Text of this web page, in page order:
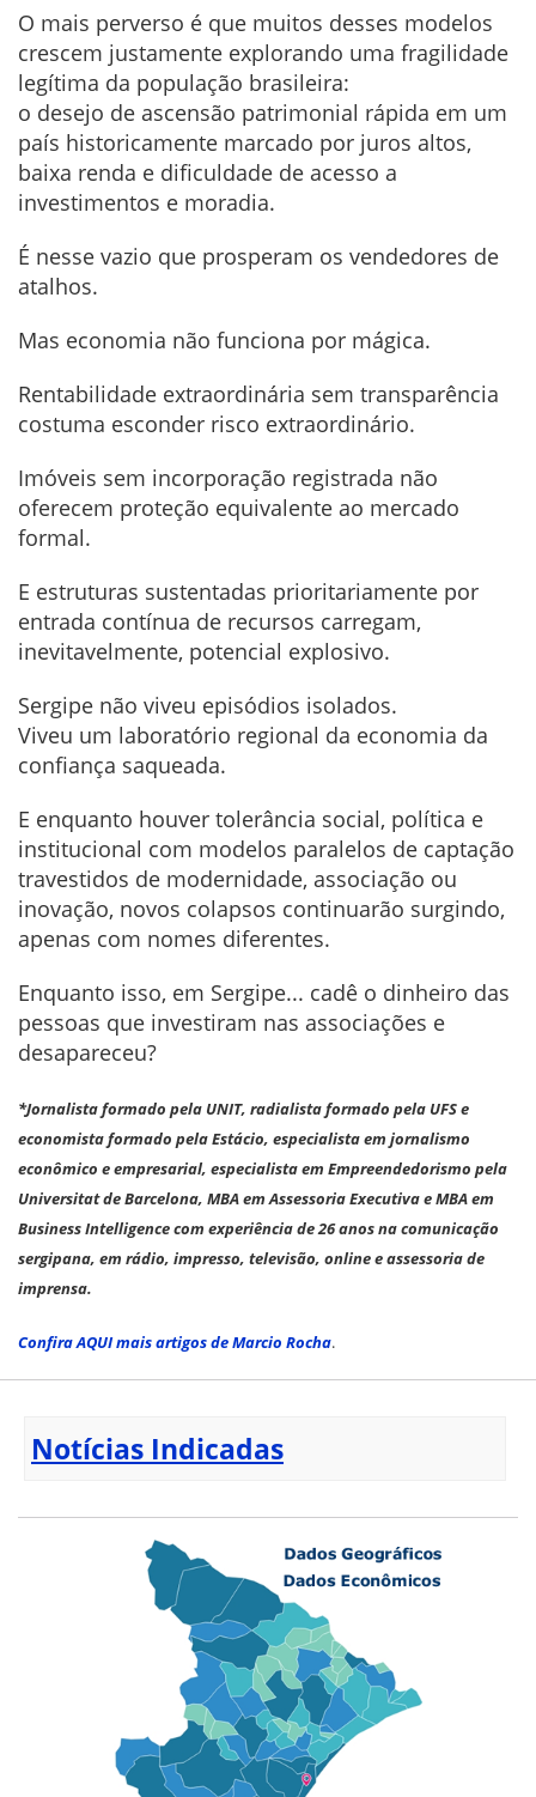
O mais perverso é que muitos desses modelos
crescem justamente explorando uma fragilidade
legítima da população brasileira:
o desejo de ascensão patrimonial rápida em um
país historicamente marcado por juros altos,
baixa renda e dificuldade de acesso a
investimentos e moradia.
É nesse vazio que prosperam os vendedores de
atalhos.
Mas economia não funciona por mágica.
Rentabilidade extraordinária sem transparência
costuma esconder risco extraordinário.
Imóveis sem incorporação registrada não
oferecem proteção equivalente ao mercado
formal.
E estruturas sustentadas prioritariamente por
entrada contínua de recursos carregam,
inevitavelmente, potencial explosivo.
Sergipe não viveu episódios isolados.
Viveu um laboratório regional da economia da
confiança saqueada.
E enquanto houver tolerância social, política e
institucional com modelos paralelos de captação
travestidos de modernidade, associação ou
inovação, novos colapsos continuarão surgindo,
apenas com nomes diferentes.
Enquanto isso, em Sergipe... cadê o dinheiro das
pessoas que investiram nas associações e
desapareceu?
*Jornalista formado pela UNIT, radialista formado pela UFS e
economista formado pela Estácio, especialista em jornalismo
econômico e empresarial, especialista em Empreendedorismo pela
Universitat de Barcelona, MBA em Assessoria Executiva e MBA em
Business Intelligence com experiência de 26 anos na comunicação
sergipana, em rádio, impresso, televisão, online e assessoria de
imprensa.
Confira AQUI mais artigos de Marcio Rocha.
Notícias Indicadas